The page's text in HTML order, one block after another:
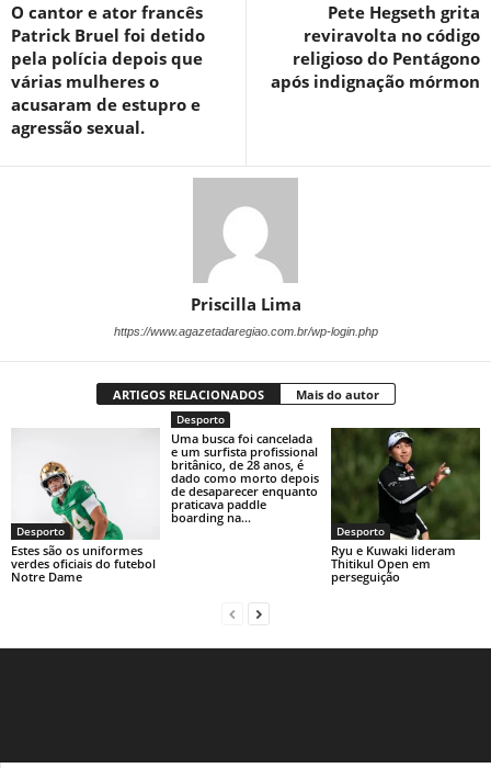
O cantor e ator francês
Patrick Bruel foi detido
pela polícia depois que
várias mulheres o
acusaram de estupro e
agressão sexual.
Pete Hegseth grita
reviravolta no código
religioso do Pentágono
após indignação mórmon
Priscilla Lima
https://www.agazetadaregiao.com.br/wp-login.php
ARTIGOS RELACIONADOS Mais do autor
Desporto
Estes são os uniformes
verdes oficiais do futebol
Notre Dame
Desporto
Uma busca foi cancelada
e um surfista profissional
britânico, de 28 anos, é
dado como morto depois
de desaparecer enquanto
praticava paddle
boarding na...
Desporto
Ryu e Kuwaki lideram
Thitikul Open em
perseguição